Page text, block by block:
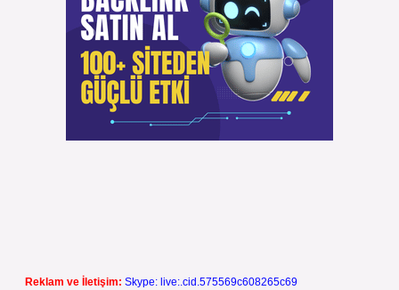
Reklam ve İletişim: Skype: live:.cid.575569c608265c69